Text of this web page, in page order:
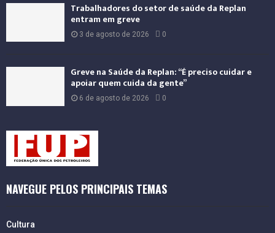
Trabalhadores do setor de saúde da Replan
entram em greve
3 de agosto de 2026 0
Greve na Saúde da Replan: “É preciso cuidar e
apoiar quem cuida da gente”
6 de agosto de 2026 0
NAVEGUE PELOS PRINCIPAIS TEMAS
Cultura